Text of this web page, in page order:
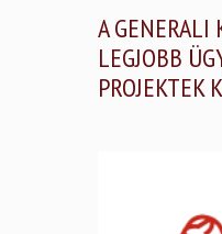
A GENERALI
LEGJOBB
PROJEKTEK